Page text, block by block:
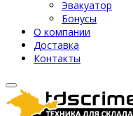
Эвакуатор
Бонусы
О компании
Доставка
Контакты